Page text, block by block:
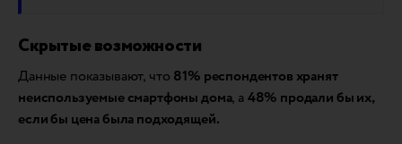
Скрытые возможности
Данные показывают, что 81% респондентов хранят
неиспользуемые смартфоны дома, а 48% продали бы их,
если бы цена была подходящей.